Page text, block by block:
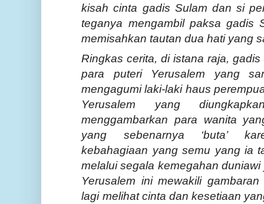
kisah cinta gadis Sulam dan si
teganya mengambil paksa gadis
memisahkan tautan dua hati yang
Ringkas cerita, di istana raja,
para puteri Yerusalem yang
mengagumi laki-laki haus
Yerusalem yang
menggambarkan para wanita
yang sebenarnya ‘buta’
kebahagiaan yang semu yang ia
melalui segala kemegahan
Yerusalem ini mewakili
lagi melihat cinta dan kesetiaan